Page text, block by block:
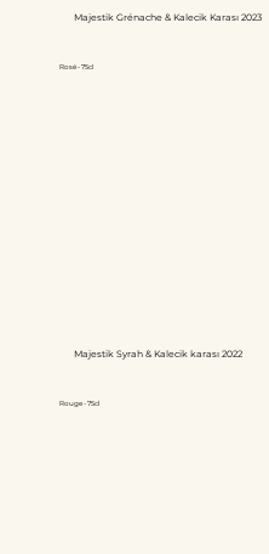
Majestik Grénache & Kalecik Karası 2023
Rosé - 75cl
Majestik Syrah & Kalecik karası 2022
Rouge - 75cl